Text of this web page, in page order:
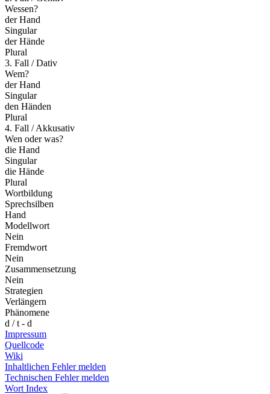
Wessen?
der Hand
Singular
der Hände
Plural
3. Fall / Dativ
Wem?
der Hand
Singular
den Händen
Plural
4. Fall / Akkusativ
Wen oder was?
die Hand
Singular
die Hände
Plural
Wortbildung
Sprechsilben
Hand
Modellwort
Nein
Fremdwort
Nein
Zusammensetzung
Nein
Strategien
Verlängern
Phänomene
d / t - d
Impressum
Quellcode
Wiki
Inhaltlichen Fehler melden
Technischen Fehler melden
Wort Index